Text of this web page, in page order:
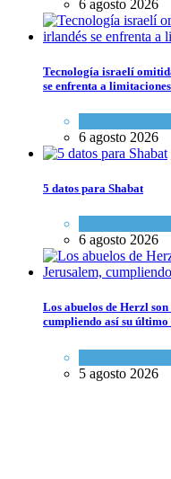
6 agosto 2026
Tecnología israelí
se enfrenta a
6 agosto 2026
5 datos para Shabat
6 agosto 2026
Los abuelos de Herzl
cumpliendo así su último
5 agosto 2026